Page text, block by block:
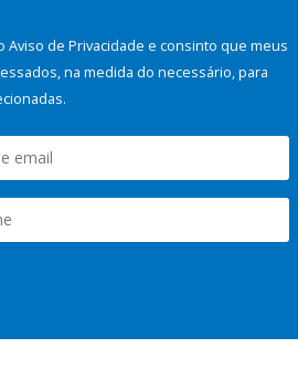
Aviso de Privacidade e consinto que meus
na medida do necessário, para